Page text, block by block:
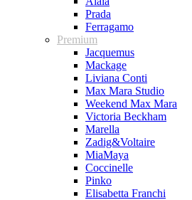
Prada
Ferragamo
Premium
Jacquemus
Mackage
Liviana Conti
Max Mara Studio
Weekend Max Mara
Victoria Beckham
Marella
Zadig&Voltaire
MiaMaya
Coccinelle
Pinko
Elisabetta Franchi